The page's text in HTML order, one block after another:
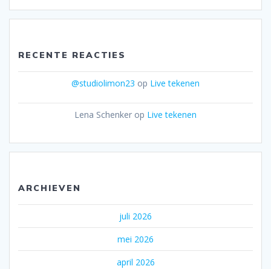
RECENTE REACTIES
@studiolimon23 op Live tekenen
Lena Schenker op Live tekenen
ARCHIEVEN
juli 2026
mei 2026
april 2026